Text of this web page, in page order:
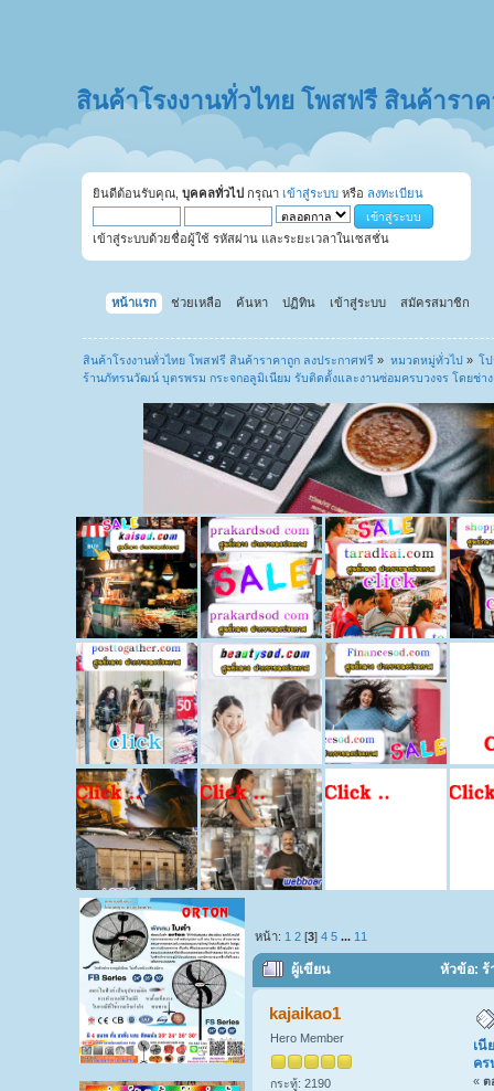
สินค้าโรงงานทั่วไทย โพสฟรี สินค้ารา
ยินดีต้อนรับคุณ, บุคคลทั่วไป กรุณา เข้าสู่ระบบ หรือ ลงทะเบียน
เข้าสู่ระบบด้วยชื่อผู้ใช้ รหัสผ่าน และระยะเวลาในเซสชั่น
หน้าแรก ช่วยเหลือ ค้นหา ปฏิทิน เข้าสู่ระบบ สมัครสมาชิก
สินค้าโรงงานทั่วไทย โพสฟรี สินค้าราคาถูก ลงประกาศฟรี » หมวดหมู่ทั่วไป » โ
ร้านภัทรนวัฒน์ บุตรพรม กระจกอลูมิเนียม รับติดตั้งและงานซ่อมครบวงจร โดยช่า
หน้า: 1 2 [3]4 5 ... 11
ผู้เขียน หัวข้อ: ร้
และงานซ่อมครบวงจร โดยช่างแบงค์ (
kajaikao1
Hero Member
กระทู้: 2190
เนี
คร
« ต